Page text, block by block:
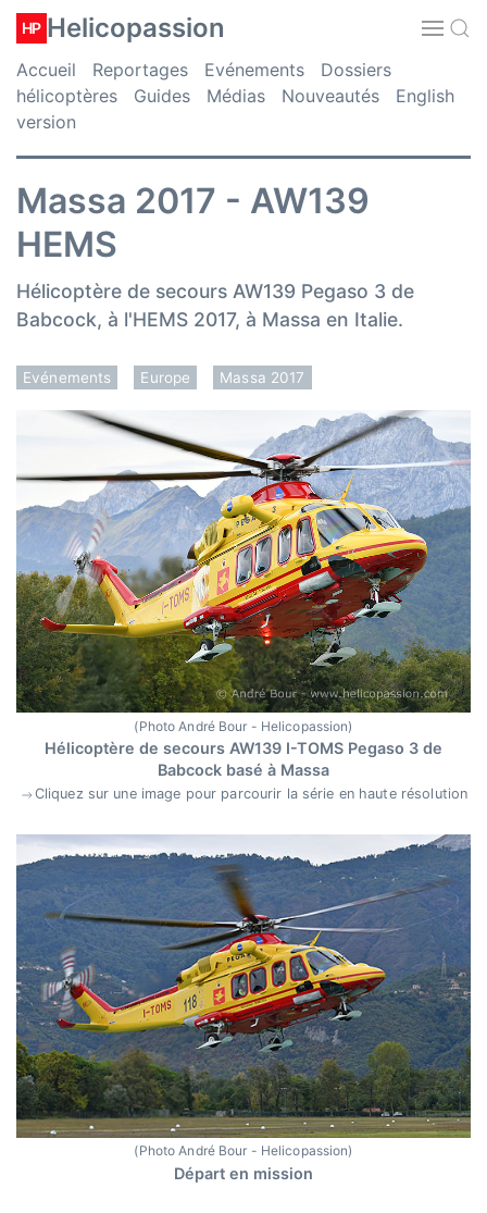
HP Helicopassion
Accueil Reportages Evénements
Dossiers
hélicoptères
Guides Médias Nouveautés
English
version
Massa 2017 - AW139
HEMS
Hélicoptère de secours AW139 Pegaso 3 de
Babcock, à l'HEMS 2017, à Massa en Italie.
Evénements Europe Massa 2017
(Photo André Bour - Helicopassion)
Hélicoptère de secours AW139 I-TOMS Pegaso 3 de
Babcock basé à Massa
Cliquez sur une image pour parcourir la série en haute résolution
(Photo André Bour - Helicopassion)
Départ en mission